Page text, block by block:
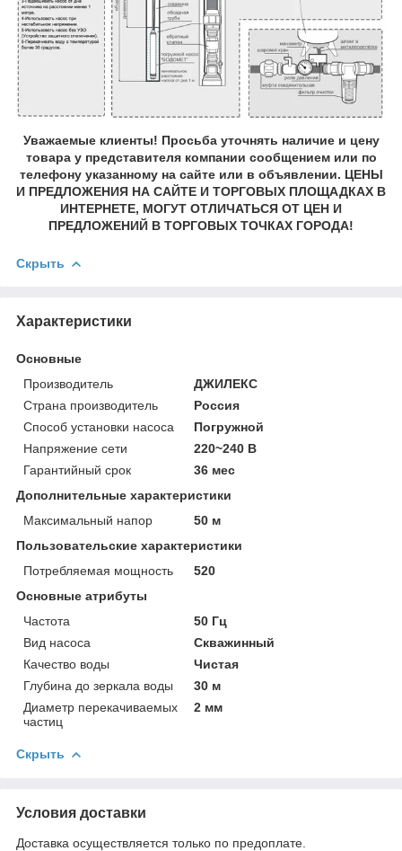
Уважаемые клиенты! Просьба уточнять наличие и цену
товара у представителя компании сообщением или по
телефону указанному на сайте или в объявлении. ЦЕНЫ
И ПРЕДЛОЖЕНИЯ НА САЙТЕ И ТОРГОВЫХ ПЛОЩАДКАХ В
ИНТЕРНЕТЕ, МОГУТ ОТЛИЧАТЬСЯ ОТ ЦЕН И
ПРЕДЛОЖЕНИЙ В ТОРГОВЫХ ТОЧКАХ ГОРОДА!
Скрыть
Характеристики
Основные
Производитель
ДЖИЛЕКС
Страна производитель
Россия
Способ установки насоса
Погружной
Напряжение сети
220~240 В
Гарантийный срок
36 мес
Дополнительные характеристики
Максимальный напор
50 м
Пользовательские характеристики
Потребляемая мощность
520
Основные атрибуты
Частота
50 Гц
Вид насоса
Скважинный
Качество воды
Чистая
Глубина до зеркала воды
30 м
Диаметр перекачиваемых
частиц
2 мм
Скрыть
Условия доставки
Доставка осуществляется только по предоплате.